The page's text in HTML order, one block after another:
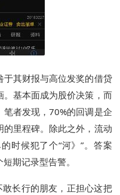
其财报与高位发奖的借贷
基本面成为股价决策，而
者发现，70%的回调是企
里程碑。除此之外，流动
时候犯了个“河》”。答案
期记录型告警。
敢长行的朋友，正担心这把